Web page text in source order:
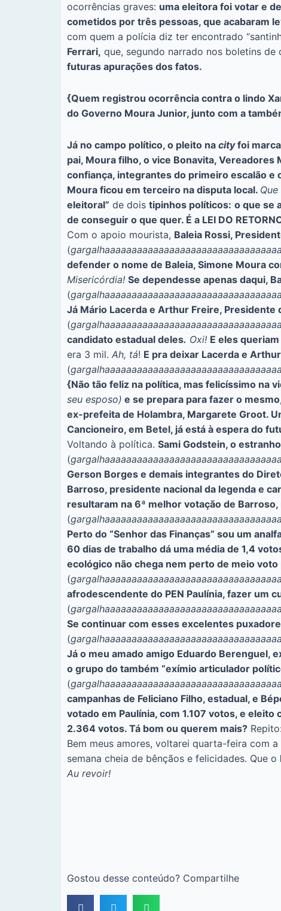
ocorrências graves: uma eleitora foi votar e
cometidos por três pessoas, que acabaram
com quem a polícia diz ter encontrado
Ferrari, que, segundo narrado nos boletins de
futuras apurações dos fatos.
{Quem registrou ocorrência contra o lindo
do Governo Moura Junior, junto com a
Já no campo político, o pleito na cityfoi
pai, Moura filho, o vice Bonavita,
confiança, integrantes do primeiro escalão e
Moura ficou em terceiro na disputa local.
eleitoral” de dois tipinhos políticos: o que se
de conseguir o que quer. É a LEI DO
Com o apoio mourista, Baleia Rossi,
(
defender o nome de Baleia, Simone Moura
Misericórdia! Se dependesse apenas daqui,
(
Já Mário Lacerda e Arthur Freire,
(
candidato estadual deles. Oxi! E eles
era 3 mil. Ah, tá! E pra deixar Lacerda e
(
{Não tão feliz na política, mas felicíssimo na
seu esposo) e se prepara para fazer o
ex-prefeita de Holambra, Margarete Groot.
Cancioneiro, em Betel, já está à espera do
Voltando à política. Sami Godstein, o
(
Gerson Borges e demais integrantes do
Barroso, presidente nacional da legenda e
resultaram na 6ª melhor votação de
(
Perto do “Senhor das Finanças” sou um
60 dias de trabalho dá uma média de 1,4
ecológico não chega nem perto de meio voto
(
afrodescendente do PEN Paulínia, fazer um
(
Se continuar com esses excelentes
(
Já o meu amado amigo Eduardo Berenguel,
o grupo do também “exímio articulador
(
campanhas de Feliciano Filho, estadual, e
votado em Paulínia, com 1.107 votos, e
2.364 votos. Tá bom ou querem mais? Repito:
Bem meus amores, voltarei quarta-feira com
semana cheia de bênçãos e felicidades. Que o
Au revoir!
Gostou desse conteúdo? Compartilhe